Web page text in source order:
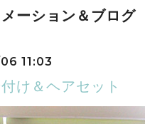
ーション＆ブログ
11:03
け＆ヘアセット